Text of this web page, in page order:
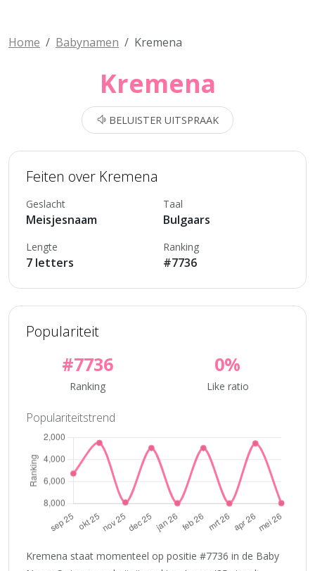
Home Babynamen Kremena
Kremena
BELUISTER UITSPRAAK
Feiten over Kremena
Geslacht
Meisjesnaam
Taal
Bulgaars
Lengte
7 letters
Ranking
#7736
Populariteit
#7736
Ranking
0%
Like ratio
Populariteitstrend
Kremena staat momenteel op positie #7736 in de Baby